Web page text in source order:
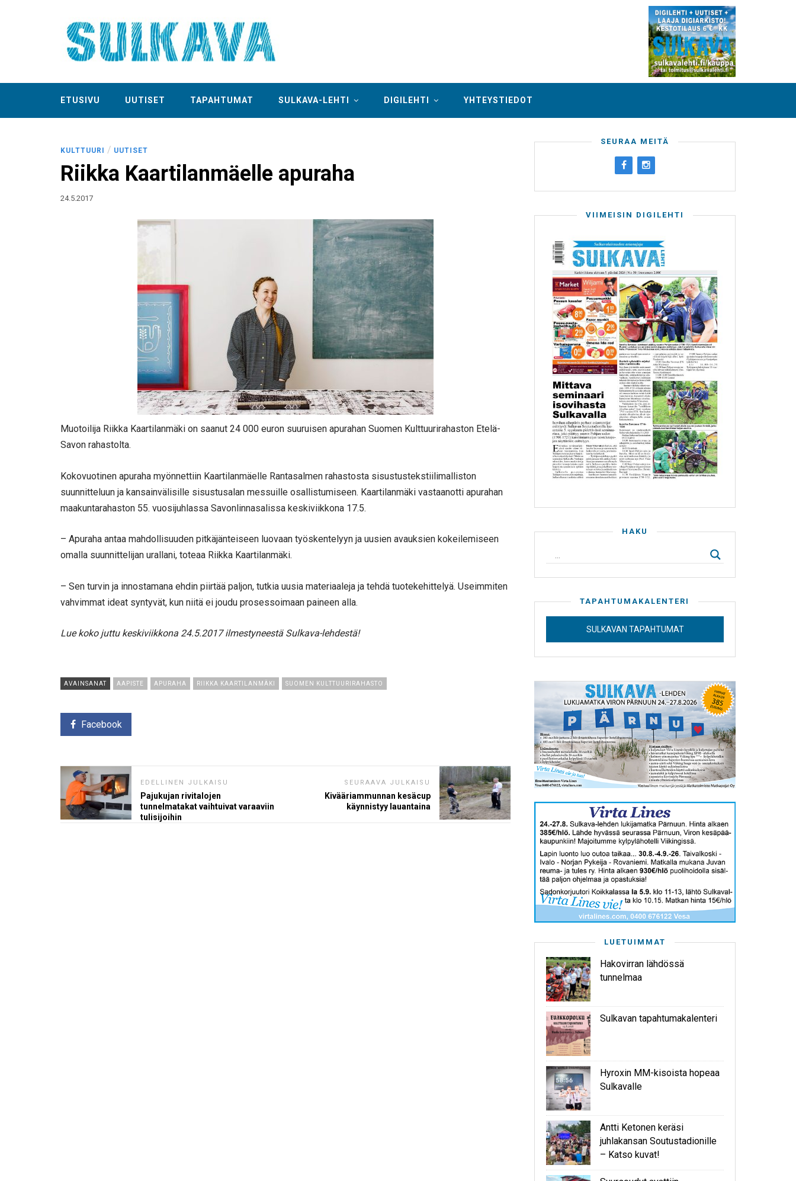
ETUSIVU UUTISET TAPAHTUMAT SULKAVA-LEHTI DIGILEHTI YHTEYSTIEDOT
KULTTUURI / UUTISET
Riikka Kaartilanmäelle apuraha
24.5.2017
Muotoilija Riikka Kaartilanmäki on saanut 24 000 euron suuruisen apurahan Suomen Kulttuurirahaston Etelä-
Savon rahastolta.
Kokovuotinen apuraha myönnettiin Kaartilanmäelle Rantasalmen rahastosta sisustustekstiilimalliston
suunnitteluun ja kansainvälisille sisustusalan messuille osallistumiseen. Kaartilanmäki vastaanotti apurahan
maakuntarahaston 55. vuosijuhlassa Savonlinnasalissa keskiviikkona 17.5.
– Apuraha antaa mahdollisuuden pitkäjänteiseen luovaan työskentelyyn ja uusien avauksien kokeilemiseen
omalla suunnittelijan urallani, toteaa Riikka Kaartilanmäki.
– Sen turvin ja innostamana ehdin piirtää paljon, tutkia uusia materiaaleja ja tehdä tuotekehittelyä. Useimmiten
vahvimmat ideat syntyvät, kun niitä ei joudu prosessoimaan paineen alla.
Lue koko juttu keskiviikkona 24.5.2017 ilmestyneestä Sulkava-lehdestä!
AVAINSANAT AAPISTE APURAHA RIIKKA KAARTILANMÄKI SUOMEN KULTTUURIRAHASTO
Facebook
EDELLINEN JULKAISU
Pajukujan rivitalojen
tunnelmatakat vaihtuivat varaaviin
tulisijoihin
SEURAAVA JULKAISU
Kivääriammunnan kesäcup
käynnistyy lauantaina
SEURAA MEITÄ
VIIMEISIN DIGILEHTI
HAKU
TAPAHTUMAKALENTERI
SULKAVAN TAPAHTUMAT
LUETUIMMAT
Hakovirran lähdössä
tunnelmaa
Sulkavan tapahtumakalenteri
Hyroxin MM-kisoista hopeaa
Sulkavalle
Antti Ketonen keräsi
juhlakansan Soutustadionille
– Katso kuvat!